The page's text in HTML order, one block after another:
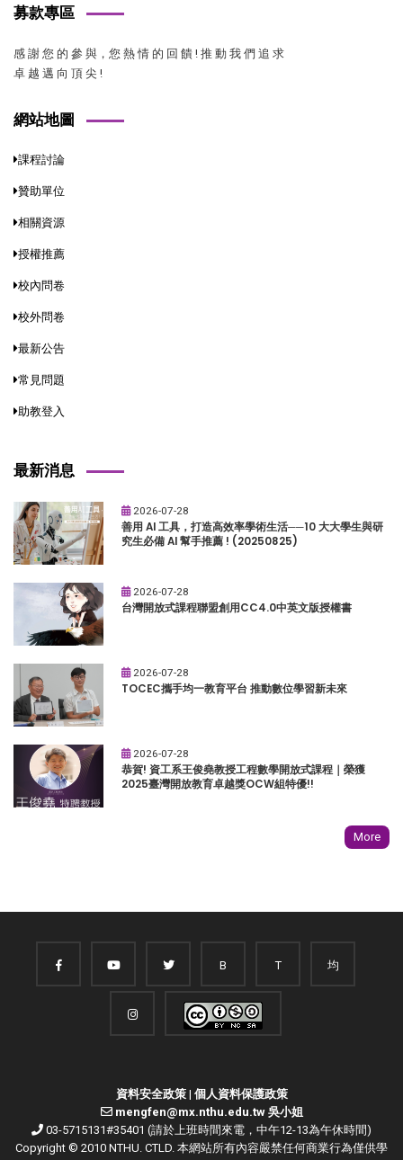
募款專區
感 謝 您 的 參 與，您 熱 情 的 回 饋 ! 推 動 我 們 追 求
卓 越 邁 向 頂 尖 !
網站地圖
課程討論
贊助單位
相關資源
授權推薦
校內問卷
校外問卷
最新公告
常見問題
助教登入
最新消息
2026-07-28
善用 AI 工具，打造高效率學術生活──10 大大學生與研
究生必備 AI 幫手推薦 ! (20250825)
2026-07-28
台灣開放式課程聯盟創用CC4.0中英文版授權書
2026-07-28
TOCEC攜手均一教育平台 推動數位學習新未來
2026-07-28
恭賀! 資工系王俊堯教授工程數學開放式課程｜榮獲
2025臺灣開放教育卓越獎OCW組特優!!
More
B T 均
資料安全政策| 個人資料保護政策
mengfen@mx.nthu.edu.tw 吳小姐
03-5715131#35401 (請於上班時間來電，中午12-13為午休時間)
Copyright © 2010 NTHU. CTLD. 本網站所有內容嚴禁任何商業行為僅供學